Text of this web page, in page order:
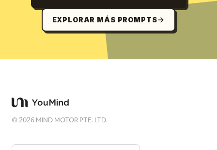
EXPLORAR MÁS PROMPTS
©2026 MIND MOTOR PTE. LTD.